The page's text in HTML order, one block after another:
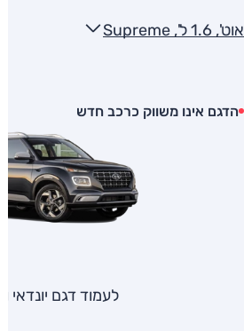
אוט', 1.6 ל', Supreme
הדגם אינו משווק כרכב חדש
לעמוד דגם יונדאי וניו